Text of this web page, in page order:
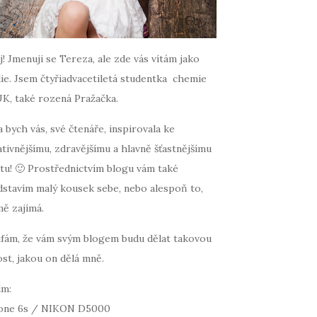
Jmenuji se Tereza, ale zde vás vítám jako
Jsem čtyřiadvacetiletá studentka chemie
také rozená Pražačka.
bych vás, své čtenáře, inspirovala ke
zdravějšímu a hlavně šťastnějšímu
🙂 Prostřednictvím blogu vám také
malý kousek sebe, nebo alespoň to,
zajímá.
že vám svým blogem budu dělat takovou
jakou on dělá mně.
6s / NIKON D5000